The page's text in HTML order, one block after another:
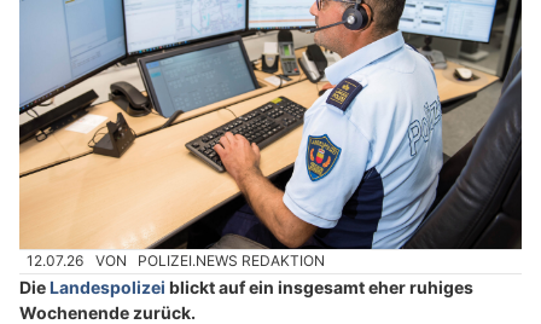
12.07.26 VON POLIZEI.NEWS REDAKTION
DieLandespolizei blickt auf ein insgesamt eher ruhiges
Wochenende zurück.